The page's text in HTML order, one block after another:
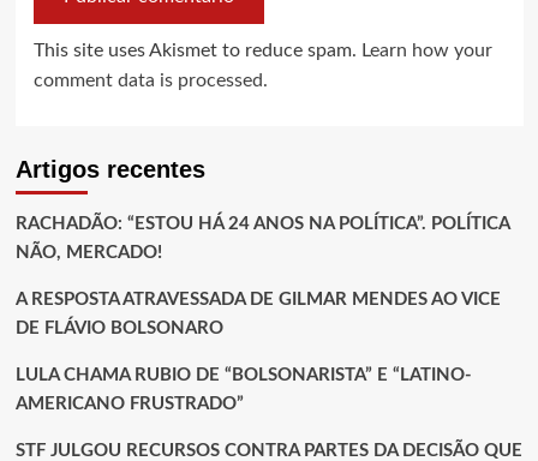
This site uses Akismet to reduce spam. Learn how your
comment data is processed.
Artigos recentes
RACHADÃO: “ESTOU HÁ 24 ANOS NA POLÍTICA”. POLÍTICA
NÃO, MERCADO!
A RESPOSTA ATRAVESSADA DE GILMAR MENDES AO VICE
DE FLÁVIO BOLSONARO
LULA CHAMA RUBIO DE “BOLSONARISTA” E “LATINO-
AMERICANO FRUSTRADO”
STF JULGOU RECURSOS CONTRA PARTES DA DECISÃO QUE